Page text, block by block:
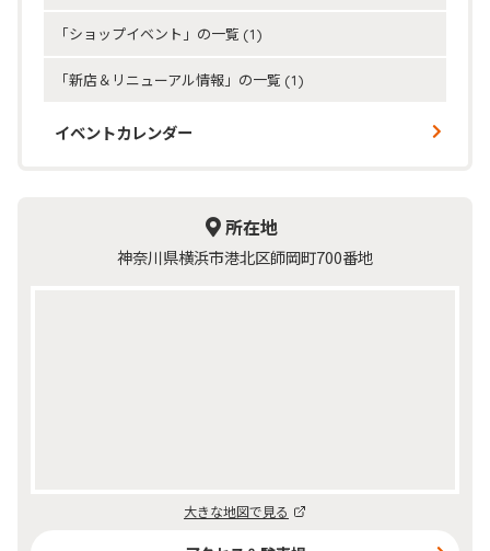
「ショップイベント」の一覧 (1)
「新店＆リニューアル情報」の一覧 (1)
イベントカレンダー
所在地
神奈川県横浜市港北区師岡町700番地
大きな地図で見る